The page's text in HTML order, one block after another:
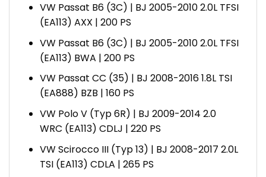
VW Passat B6 (3C) | BJ 2005-2010 2.0L TFSI
(EA113) AXX | 200 PS
VW Passat B6 (3C) | BJ 2005-2010 2.0L TFSI
(EA113) BWA | 200 PS
VW Passat CC (35) | BJ 2008-2016 1.8L TSI
(EA888) BZB | 160 PS
VW Polo V (Typ 6R) | BJ 2009-2014 2.0
WRC (EA113) CDLJ | 220 PS
VW Scirocco III (Typ 13) | BJ 2008-2017 2.0L
TSI (EA113) CDLA | 265 PS